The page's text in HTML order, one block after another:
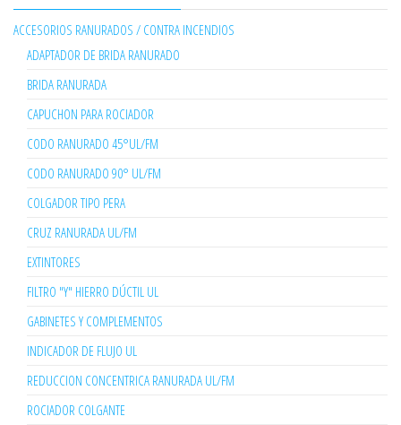
ACCESORIOS RANURADOS / CONTRA INCENDIOS
ADAPTADOR DE BRIDA RANURADO
BRIDA RANURADA
CAPUCHON PARA ROCIADOR
CODO RANURADO 45°UL/FM
CODO RANURADO 90° UL/FM
COLGADOR TIPO PERA
CRUZ RANURADA UL/FM
EXTINTORES
FILTRO "Y" HIERRO DÚCTIL UL
GABINETES Y COMPLEMENTOS
INDICADOR DE FLUJO UL
REDUCCION CONCENTRICA RANURADA UL/FM
ROCIADOR COLGANTE